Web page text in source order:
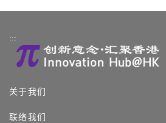
:::
关于我们
联络我们